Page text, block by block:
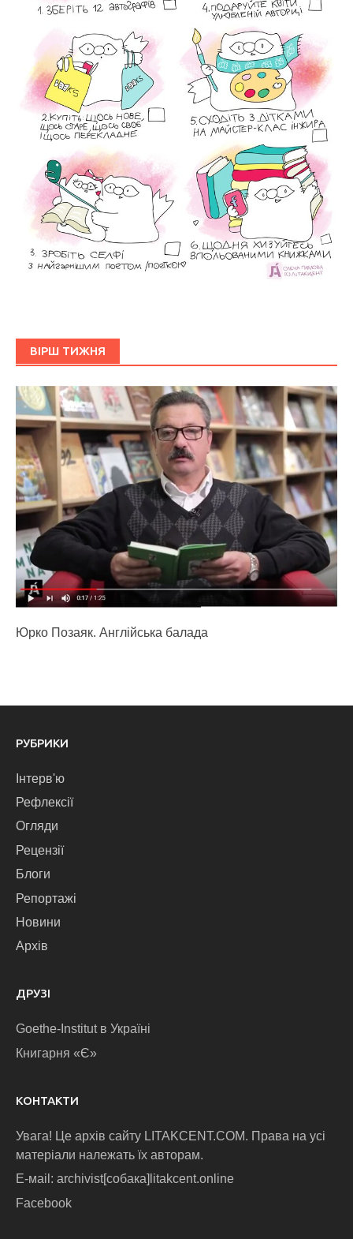
ВІРШ ТИЖНЯ
Юрко Позаяк. Англійська балада
РУБРИКИ
Інтерв'ю
Рефлексії
Огляди
Рецензії
Блоги
Репортажі
Новини
Архів
ДРУЗІ
Goethe-Institut в Україні
Книгарня «Є»
КОНТАКТИ
Увага! Це архів сайту LITAKCENT.COM. Права на усі
матеріали належать їх авторам.
E-маіl: archivist[собака]litakcent.online
Facebook